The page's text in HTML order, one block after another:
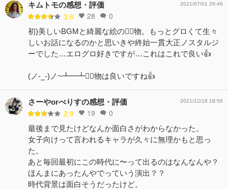
キムトモの感想・評価
3.6 28 0
2021/07/01 20:46
初)美しいBGMと綺麗な絵の🧛‍♂️物。もっとグロくて生々
しいお話になるのかと思いきや終始一貫大正ノスタルジ
ーでした…エログロ好きですが…これはこれで良い👍
(ノ-_-)ノ~┻━┻🧛‍♂️物は良いですね👍
さーやorべりすの感想・評価
2.9 19 0
2021/12/18 18:56
最後まで見たけどなんか面白さがわからなかった。
女子向けって言われるキャラが久々に無理かもと思っ
た。
あと毎回最初にこの時代に〜って出るのはなんなんや？
ほんまにあったんやでっていう演出？？
時代背景は面白そうだったけど。